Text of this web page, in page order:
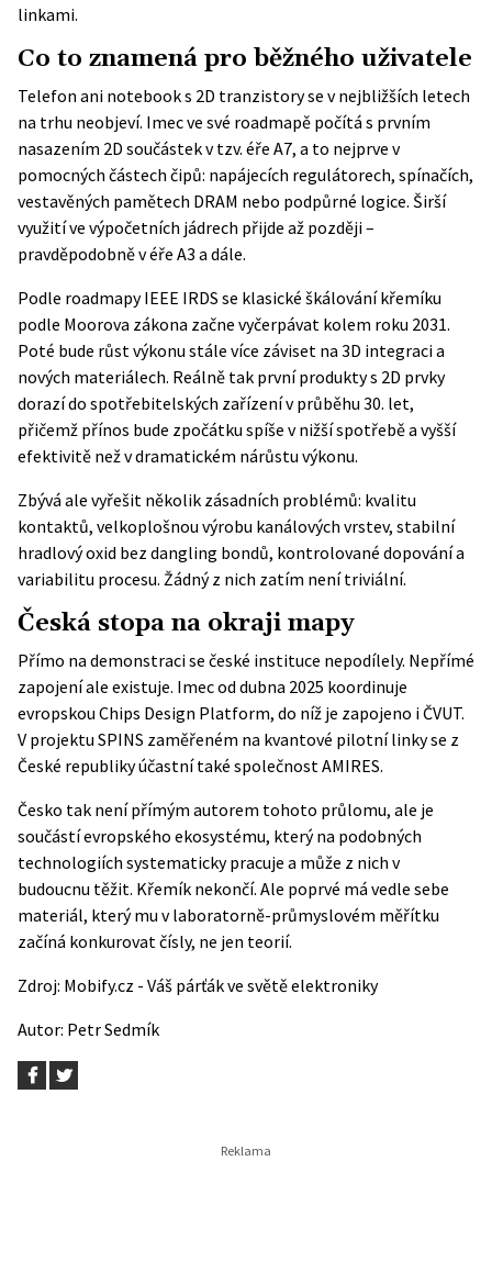
linkami.
Co to znamená pro běžného uživatele
Telefon ani notebook s 2D tranzistory se v nejbližších letech
na trhu neobjeví. Imec ve své roadmapě počítá s prvním
nasazením 2D součástek v tzv. éře A7, a to nejprve v
pomocných částech čipů: napájecích regulátorech, spínačích,
vestavěných pamětech DRAM nebo podpůrné logice. Širší
využití ve výpočetních jádrech přijde až později –
pravděpodobně v éře A3 a dále.
Podle roadmapy IEEE IRDS se klasické škálování křemíku
podle Moorova zákona začne vyčerpávat kolem roku 2031.
Poté bude růst výkonu stále více záviset na 3D integraci a
nových materiálech. Reálně tak první produkty s 2D prvky
dorazí do spotřebitelských zařízení v průběhu 30. let,
přičemž přínos bude zpočátku spíše v nižší spotřebě a vyšší
efektivitě než v dramatickém nárůstu výkonu.
Zbývá ale vyřešit několik zásadních problémů: kvalitu
kontaktů, velkoplošnou výrobu kanálových vrstev, stabilní
hradlový oxid bez dangling bondů, kontrolované dopování a
variabilitu procesu. Žádný z nich zatím není triviální.
Česká stopa na okraji mapy
Přímo na demonstraci se české instituce nepodílely. Nepřímé
zapojení ale existuje. Imec od dubna 2025 koordinuje
evropskou Chips Design Platform, do níž je zapojeno i ČVUT.
V projektu SPINS zaměřeném na kvantové pilotní linky se z
České republiky účastní také společnost AMIRES.
Česko tak není přímým autorem tohoto průlomu, ale je
součástí evropského ekosystému, který na podobných
technologiích systematicky pracuje a může z nich v
budoucnu těžit. Křemík nekončí. Ale poprvé má vedle sebe
materiál, který mu v laboratorně-průmyslovém měřítku
začíná konkurovat čísly, ne jen teorií.
Zdroj: Mobify.cz - Váš párťák ve světě elektroniky
Autor: Petr Sedmík